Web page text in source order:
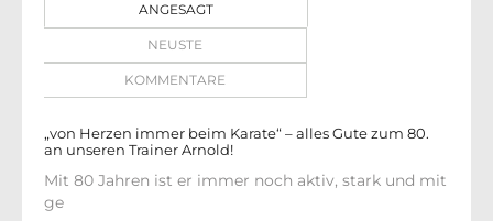
ANGESAGT
NEUSTE
KOMMENTARE
„von Herzen immer beim Karate“ – alles Gute zum 80.
an unseren Trainer Arnold!
Mit 80 Jahren ist er immer noch aktiv, stark und mit
ge